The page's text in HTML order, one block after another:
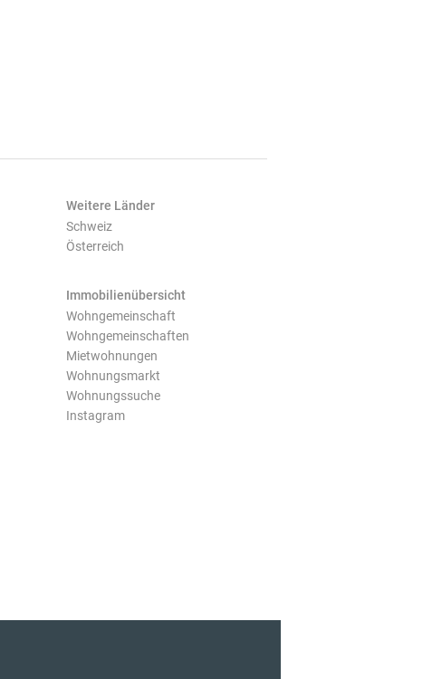
Weitere Länder
Schweiz
Österreich
Immobilienübersicht
Wohngemeinschaft
Wohngemeinschaften
Mietwohnungen
Wohnungsmarkt
Wohnungssuche
Instagram